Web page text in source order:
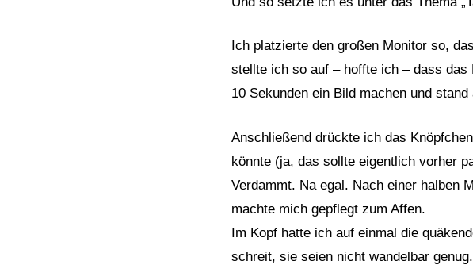
Ich platzierte den großen Monitor so,
stellte ich so auf – hoffte ich – dass
10 Sekunden ein Bild machen und
Anschließend drückte ich das
könnte (ja, das sollte eigentlich vorher
Verdammt. Na egal. Nach einer halben
machte mich gepflegt zum Affen.
Im Kopf hatte ich auf einmal die
schreit, sie seien nicht wandelbar